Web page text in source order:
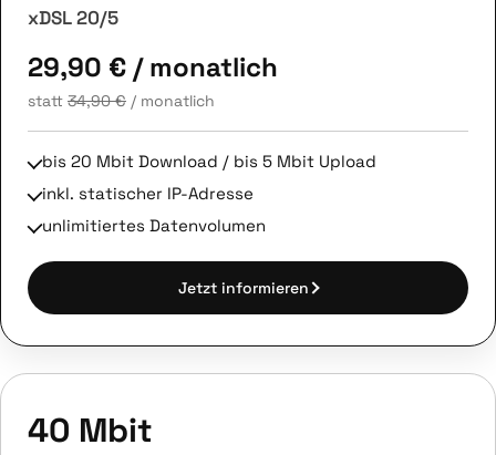
xDSL 20/5
29,90 € / monatlich
statt 34,90 € / monatlich
bis 20 Mbit Download / bis 5 Mbit Upload
inkl. statischer IP-Adresse
unlimitiertes Datenvolumen
Jetzt informieren
40 Mbit